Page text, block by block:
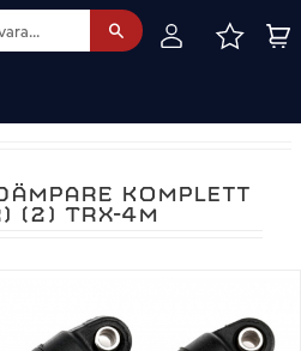
KOMPLETT
(2) TRX-4M